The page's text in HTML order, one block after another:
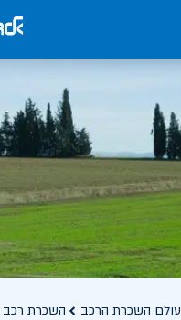
עולם השכרת הרכב השכרת